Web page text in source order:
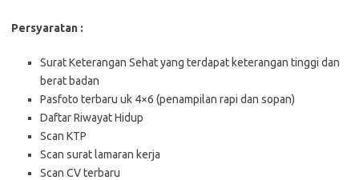
Persyaratan :
Surat Keterangan Sehat yang terdapat keterangan tinggi dan
berat badan
Pasfoto terbaru uk 4×6 (penampilan rapi dan sopan)
Daftar Riwayat Hidup
Scan KTP
Scan surat lamaran kerja
Scan CV terbaru